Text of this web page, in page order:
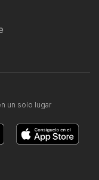
un solo lugar